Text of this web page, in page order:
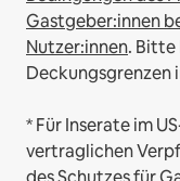
Gastgeber:innen
Nutzer:innen. Bitte
Deckungsgrenzen
* Für Inserate im
vertraglichen